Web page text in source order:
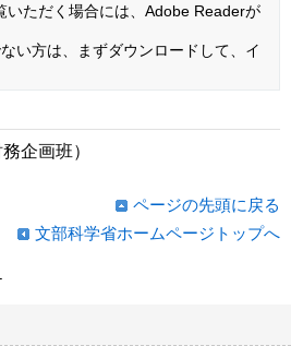
いただく場合には、Adobe Readerが
い方は、まずダウンロードして、イ
企画班）
ページの先頭に戻る
文部科学省ホームページトップへ